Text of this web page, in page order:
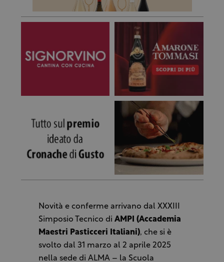
Novità e conferme arrivano dal XXXIII
Simposio Tecnico di AMPI (Accademia
Maestri Pasticceri Italiani), che si è
svolto dal 31 marzo al 2 aprile 2025
nella sede di ALMA – la Scuola